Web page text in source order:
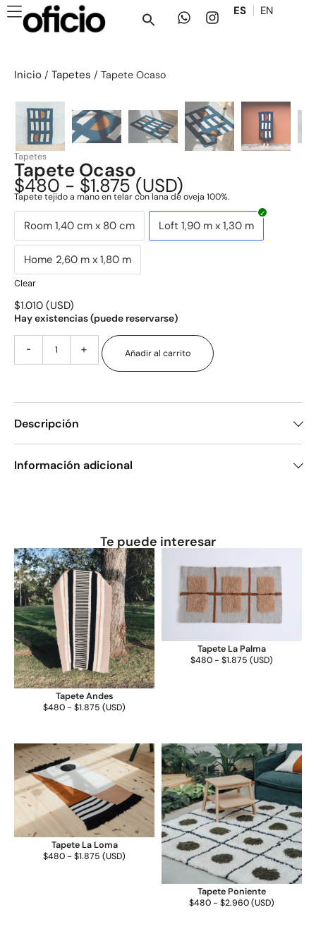
ES EN
Inicio / Tapetes / Tapete Ocaso
Tapetes
Tapete Ocaso
$480 - $1.875 (USD)
Tapete tejido a mano en telar con lana de oveja 100%.
Room 1,40 cm x 80 cm Loft 1,90 m x 1,30 m
Home 2,60 m x 1,80 m
Clear
$1.010 (USD)
Hay existencias (puede reservarse)
- + Añadir al carrito
Descripción
Información adicional
Te puede interesar
Tapete Andes
$480 - $1.875 (USD)
Tapete La Palma
$480 - $1.875 (USD)
Tapete La Loma
$480 - $1.875 (USD)
Tapete Poniente
$480 - $2.960(USD)